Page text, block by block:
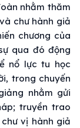
nhằm thăm
chư hành giả
chương của
qua đó động
nổ lực tu học
trong chuyến
nhằm gửi
truyền trao
vị hành giả